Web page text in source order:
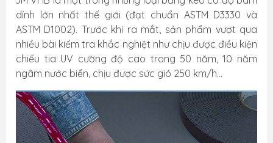
dính lớn nhất thế giới (đạt chuẩn ASTM D3330 và
ASTM D1002). Trước khi ra mắt, sản phẩm vượt qua
nhiều bài kiểm tra khắc nghiệt như chịu được điều kiện
chiếu tia UV cường độ cao trong 50 năm, 10 năm
ngâm nước biển, chịu được sức gió 250 km/h...